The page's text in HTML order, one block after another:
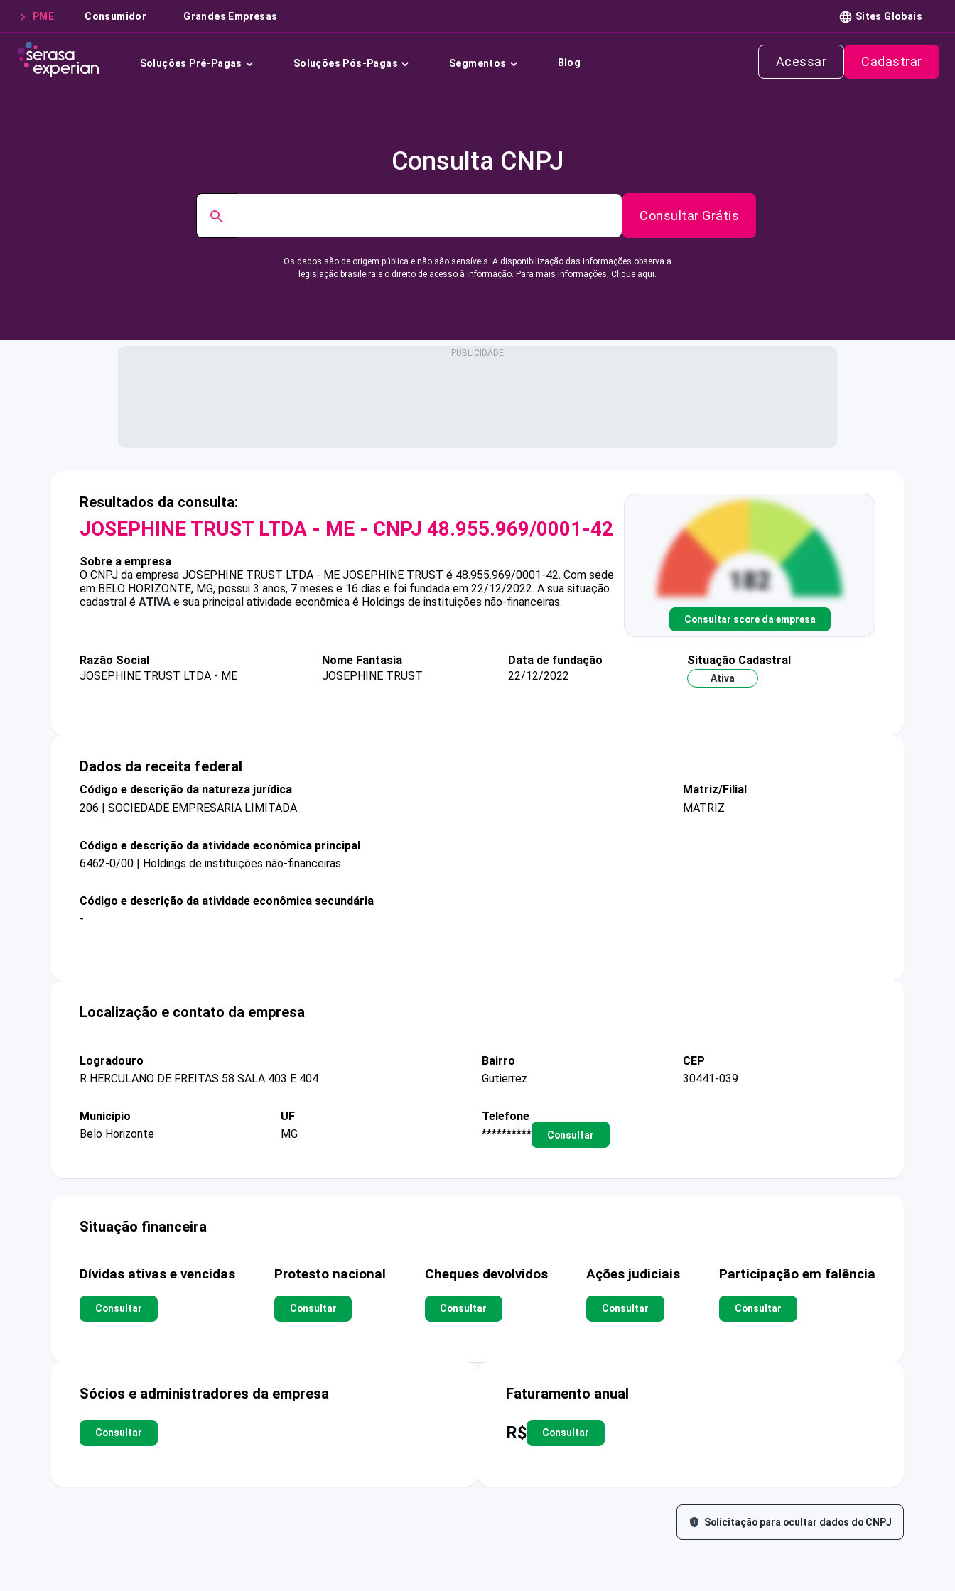
PME Consumidor Grandes Empresas Sites Globais
Soluções Pré-Pagas Soluções Pós-Pagas Segmentos Blog Acessar Cadastrar
Consulta CNPJ
Consultar Grátis
Os dados são de origem pública e não são sensíveis. A disponibilização das informações observa a
legislação brasileira e o direito de acesso à informação. Para mais informações, Clique aqui.
Resultados da consulta:
JOSEPHINE TRUST LTDA - ME - CNPJ 48.955.969/0001-42
Sobre a empresa
O CNPJ da empresa JOSEPHINE TRUST LTDA - ME JOSEPHINE TRUST é 48.955.969/0001-42. Com sede
em BELO HORIZONTE, MG, possui 3 anos, 7 meses e 16 dias e foi fundada em 22/12/2022. A sua situação
cadastral é ATIVA e sua principal atividade econômica é Holdings de instituições não-financeiras.
Consultar score da empresa
Razão Social
JOSEPHINE TRUST LTDA - ME
Nome Fantasia
JOSEPHINE TRUST
Data de fundação
22/12/2022
Situação Cadastral
Ativa
Dados da receita federal
Código e descrição da natureza jurídica
206 | SOCIEDADE EMPRESARIA LIMITADA
Matriz/Filial
MATRIZ
Código e descrição da atividade econômica principal
6462-0/00 | Holdings de instituições não-financeiras
Código e descrição da atividade econômica secundária
-
Localização e contato da empresa
Logradouro
R HERCULANO DE FREITAS 58 SALA 403 E 404
Bairro
Gutierrez
CEP
30441-039
Município
Belo Horizonte
UF
MG
Telefone
**********
Consultar
Situação financeira
Dívidas ativas e vencidas
Consultar
Protesto nacional
Consultar
Cheques devolvidos
Consultar
Ações judiciais
Consultar
Participação em falência
Consultar
Sócios e administradores da empresa
Consultar
Faturamento anual
R$ Consultar
Solicitação para ocultar dados do CNPJ